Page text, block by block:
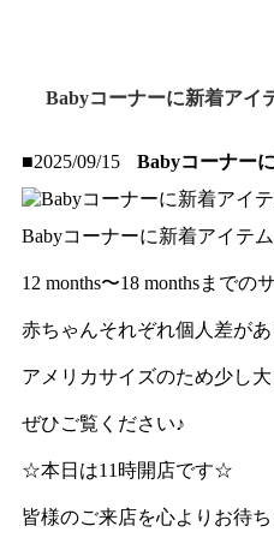
Babyコーナーに新着アイ
■2025/09/15 Babyコーナー
Babyコーナーに新着アイテ
12 months〜18 monthsまでの
赤ちゃんそれぞれ個人差が
アメリカサイズのため少し
ぜひご覧ください♪
☆本日は11時開店です☆
皆様のご来店を心よりお待